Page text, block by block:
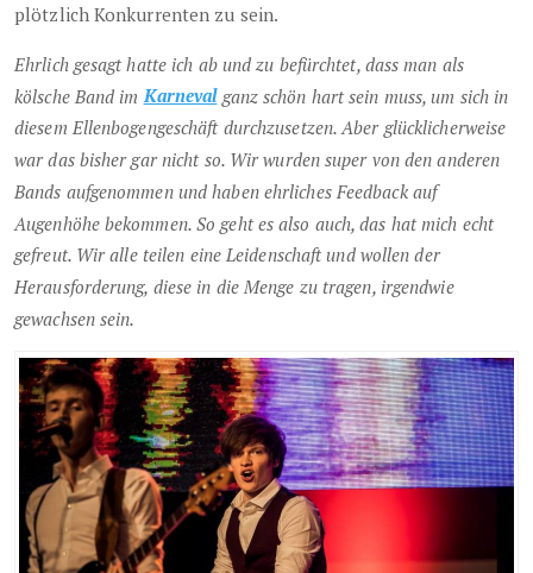
plötzlich Konkurrenten zu sein.
Ehrlich gesagt hatte ich ab und zu befürchtet, dass man als
kölsche Band imKarnevalganz schön hart sein muss, um sich in
diesem Ellenbogengeschäft durchzusetzen. Aber glücklicherweise
war das bisher gar nicht so. Wir wurden super von den anderen
Bands aufgenommen und haben ehrliches Feedback auf
Augenhöhe bekommen. So geht es also auch, das hat mich echt
gefreut. Wir alle teilen eine Leidenschaft und wollen der
Herausforderung, diese in die Menge zu tragen, irgendwie
gewachsen sein.